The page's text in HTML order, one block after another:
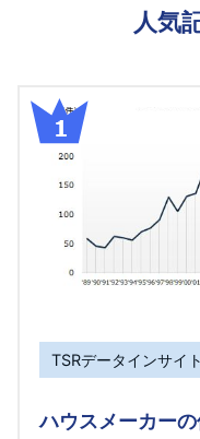
人気
TSRデータインサイト
ハウスメーカー